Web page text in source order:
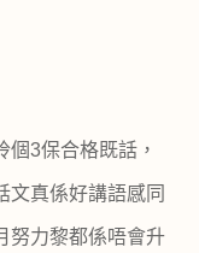
個3保合格既話，
文真係好講語感同
努力黎都係唔會升